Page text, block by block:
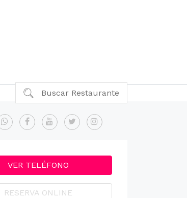
Buscar Restaurante
VER TELÉFONO
RESERVA ONLINE